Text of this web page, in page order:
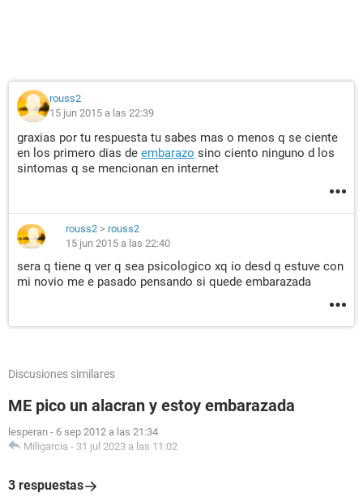
rouss2
15 jun 2015 a las 22:39
graxias por tu respuesta tu sabes mas o menos q se ciente
en los primero dias de embarazo sino ciento ninguno d los
sintomas q se mencionan en internet
rouss2 > rouss2
15 jun 2015 a las 22:40
sera q tiene q ver q sea psicologico xq io desd q estuve con
mi novio me e pasado pensando si quede embarazada
Discusiones similares
ME pico un alacran y estoy embarazada
lesperan - 6 sep 2012 a las 21:34
Miligarcia - 31 jul 2023 a las 11:02
3 respuestas